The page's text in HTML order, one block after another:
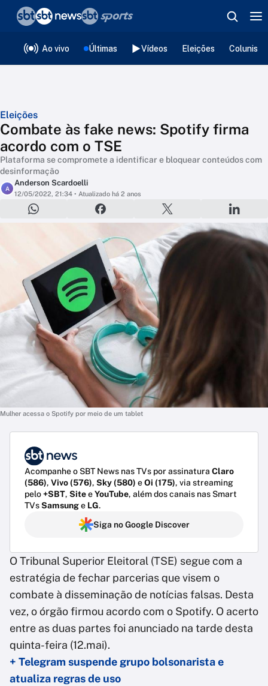
Ao vivo Últimas Vídeos Eleições
Eleições
Combate às fake news: Spotify firma
acordo com o TSE
Plataforma se compromete a identificar e bloquear conteúdos com
desinformação
A
Anderson Scardoelli
12/05/2022, 21:34 • Atualizado há 2 anos
Mulher acessa o Spotify por meio de um tablet
Acompanhe o SBT News nas TVs por assinatura Claro
(586), Vivo (576), Sky (580) eOi (175), via streaming
pelo+SBT, SiteeYouTube, além dos canais nas Smart
TVsSamsunge LG.
Siga no Google Discover
O Tribunal Superior Eleitoral (TSE) segue com a
estratégia de fechar parcerias que visem o
combate à disseminação de notícias falsas. Desta
vez, o órgão firmou acordo com o Spotify. O acerto
entre as duas partes foi anunciado na tarde desta
quinta-feira (12.mai).
+ Telegram suspende grupo bolsonarista e
atualiza regras de uso
❮voltar
Editorias